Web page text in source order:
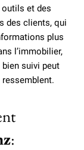
et des
des clients, qui
plus
l’immobilier,
suivi peut
: